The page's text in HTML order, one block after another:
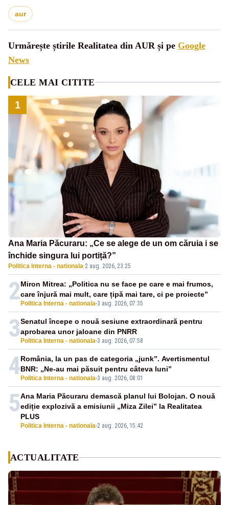
aur
Urmărește știrile Realitatea din AUR și pe Google
News
CELE MAI CITITE
1
Ana Maria Păcuraru: „Ce se alege de un om căruia i se
închide singura lui portiță?”
Politica Interna - nationala·2 aug. 2026, 23:25
2 Politica Interna - nationala-3 aug. 2026, 07:35
Miron Mitrea: „Politica nu se face pe care e mai frumos,
care înjură mai mult, care țipă mai tare, ci pe proiecte”
3 Politica Interna - nationala-3 aug. 2026, 07:58
Senatul începe o nouă sesiune extraordinară pentru
aprobarea unor jaloane din PNRR
4 Politica Interna - nationala-3 aug. 2026, 08:01
România, la un pas de categoria „junk”. Avertismentul
BNR: „Ne-au mai păsuit pentru câteva luni”
5
Politica Interna - nationala-2 aug. 2026, 15:42
Ana Maria Păcuraru demască planul lui Bolojan. O nouă
ediție explozivă a emisiunii „Miza Zilei” la Realitatea
PLUS
ACTUALITATE